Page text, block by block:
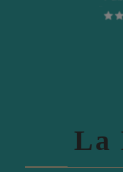
La